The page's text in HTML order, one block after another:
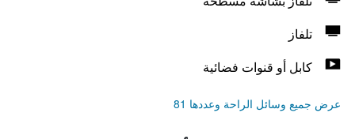
تلفاز
كابل أو قنوات فضائية
عرض جميع وسائل الراحة وعددها 81